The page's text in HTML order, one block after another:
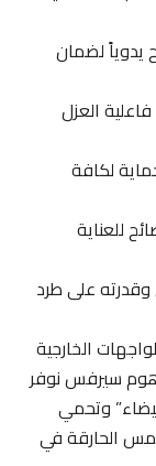
لضمان
العزل
لكافة
على طرد
الخارجية
سيرفس نوفر
وتحمي
الحارقة في